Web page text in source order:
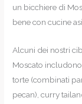
un bicchiere di
bene con cucine
Alcuni dei nostri
Moscato
torte (combinati
pecan), curry